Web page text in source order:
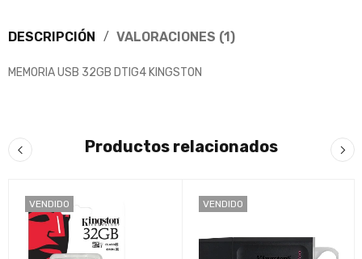
DESCRIPCIÓN VALORACIONES (1)
MEMORIA USB 32GB DTIG4 KINGSTON
Productos relacionados
VENDIDO VENDIDO